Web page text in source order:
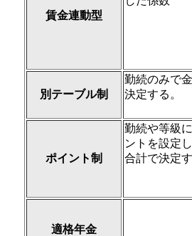
賃金連動型
別テーブル制
勤続のみで
決定する。
ポイント制
勤続や等級
ントを設定
合計で決定
適格年金